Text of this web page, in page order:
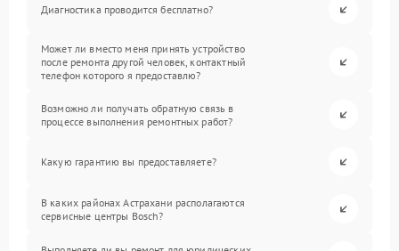
Диагностика проводится бесплатно?
Может ли вместо меня принять устройство
после ремонта другой человек, контактный
телефон которого я предоставлю?
Возможно ли получать обратную связь в
процессе выполнения ремонтных работ?
Какую гарантию вы предоставляете?
В каких районах Астрахани располагаются
сервисные центры Bosch?